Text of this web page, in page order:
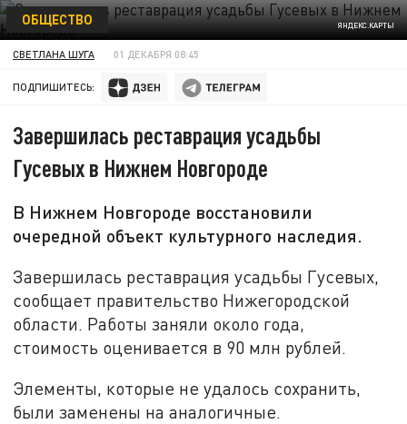
ЯНДЕКС.КАРТЫ
ОБЩЕСТВО
СВЕТЛАНА ШУГА 01 ДЕКАБРЯ 08:45
ПОДПИШИТЕСЬ:
Завершилась реставрация усадьбы
Гусевых в Нижнем Новгороде
В Нижнем Новгороде восстановили
очередной объект культурного наследия.
Завершилась реставрация усадьбы Гусевых,
сообщает правительство Нижегородской
области. Работы заняли около года,
стоимость оценивается в 90 млн рублей.
Элементы, которые не удалось сохранить,
были заменены на аналогичные.